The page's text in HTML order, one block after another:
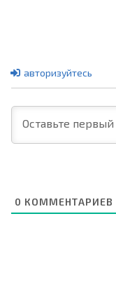
авторизуйтесь
0 КОММЕНТАРИЕВ